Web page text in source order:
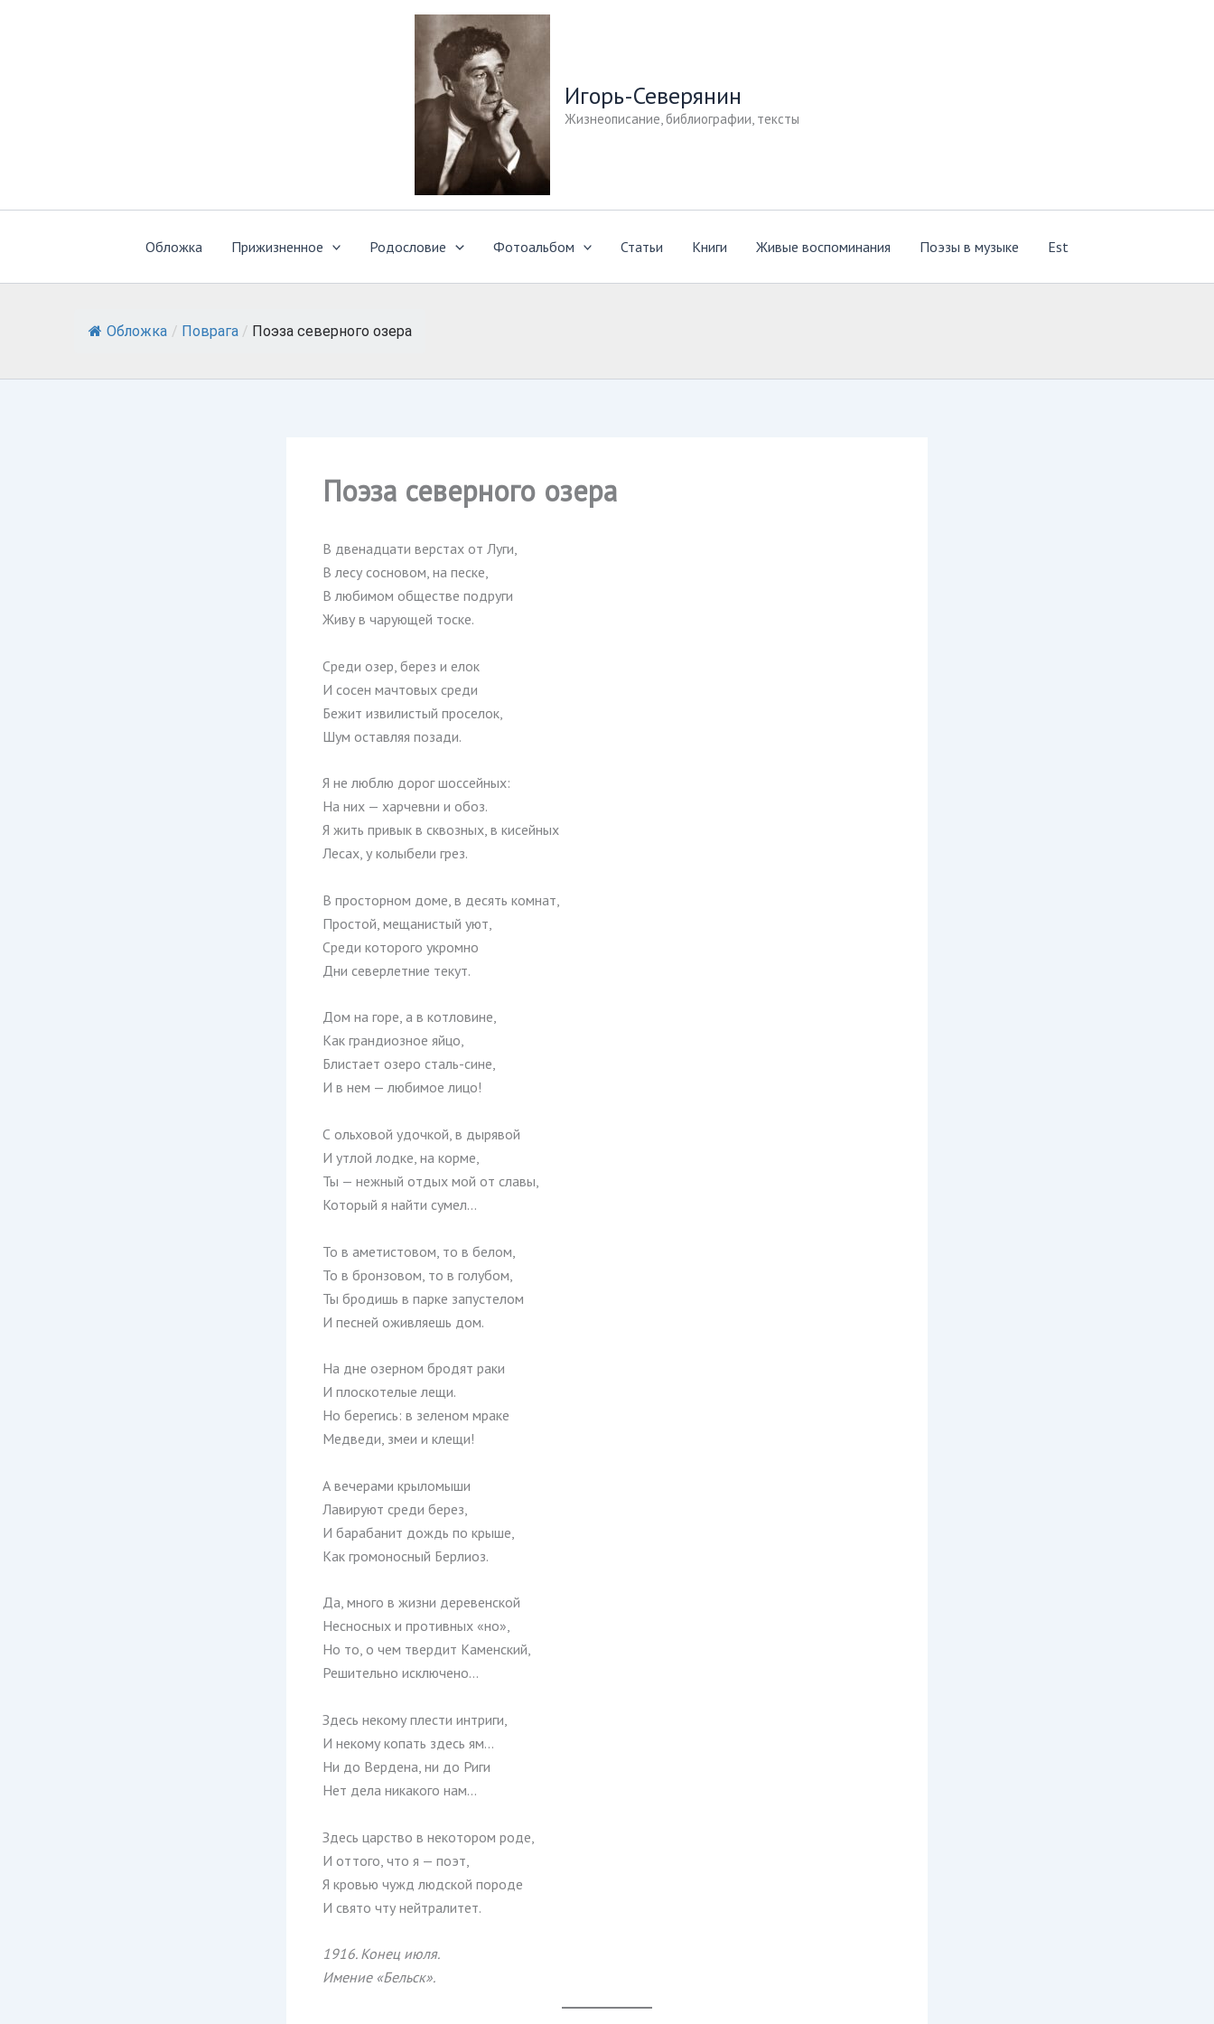
Игорь-Северянин
Жизнеописание, библиографии, тексты
Обложка Прижизненное Родословие Фотоальбом Статьи Книги Живые воспоминания Поэзы в музыке Est
Обложка / Поврага / Поэза северного озера
Поэза северного озера
В двенадцати верстах от Луги,
В лесу сосновом, на песке,
В любимом обществе подруги
Живу в чарующей тоске.
Среди озер, берез и елок
И сосен мачтовых среди
Бежит извилистый проселок,
Шум оставляя позади.
Я не люблю дорог шоссейных:
На них — харчевни и обоз.
Я жить привык в сквозных, в кисейных
Лесах, у колыбели грез.
В просторном доме, в десять комнат,
Простой, мещанистый уют,
Среди которого укромно
Дни северлетние текут.
Дом на горе, а в котловине,
Как грандиозное яйцо,
Блистает озеро сталь-сине,
И в нем — любимое лицо!
С ольховой удочкой, в дырявой
И утлой лодке, на корме,
Ты — нежный отдых мой от славы,
Который я найти сумел…
То в аметистовом, то в белом,
То в бронзовом, то в голубом,
Ты бродишь в парке запустелом
И песней оживляешь дом.
На дне озерном бродят раки
И плоскотелые лещи.
Но берегись: в зеленом мраке
Медведи, змеи и клещи!
А вечерами крыломыши
Лавируют среди берез,
И барабанит дождь по крыше,
Как громоносный Берлиоз.
Да, много в жизни деревенской
Несносных и противных «но»,
Но то, о чем твердит Каменский,
Решительно исключено…
Здесь некому плести интриги,
И некому копать здесь ям…
Ни до Вердена, ни до Риги
Нет дела никакого нам…
Здесь царство в некотором роде,
И оттого, что я — поэт,
Я кровью чужд людской породе
И свято чту нейтралитет.
1916. Конец июля.
Имение «Бельск».